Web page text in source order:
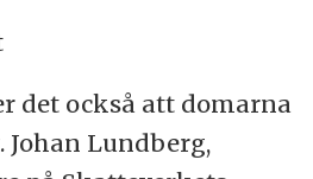
det också att domarna
Lundberg,